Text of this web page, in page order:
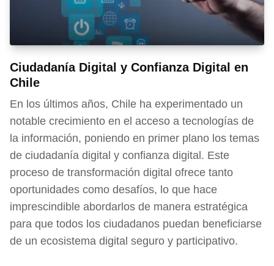
Ciudadanía Digital y Confianza Digital en
Chile
En los últimos años, Chile ha experimentado un
notable crecimiento en el acceso a tecnologías de
la información, poniendo en primer plano los temas
de ciudadanía digital y confianza digital. Este
proceso de transformación digital ofrece tanto
oportunidades como desafíos, lo que hace
imprescindible abordarlos de manera estratégica
para que todos los ciudadanos puedan beneficiarse
de un ecosistema digital seguro y participativo.